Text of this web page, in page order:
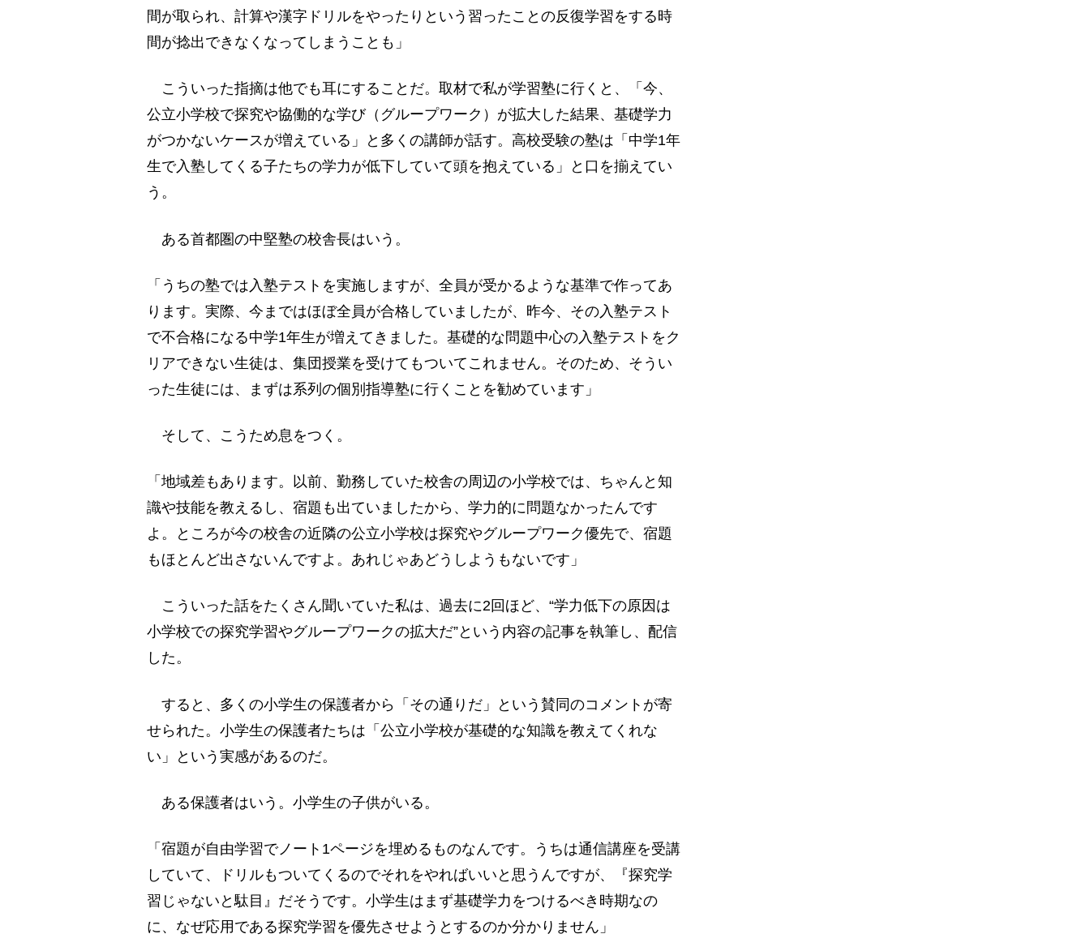
間が取られ、計算や漢字ドリルをやったりという習ったことの反復学習をする時
間が捻出できなくなってしまうことも」
こういった指摘は他でも耳にすることだ。取材で私が学習塾に行くと、「今、
公立小学校で探究や協働的な学び（グループワーク）が拡大した結果、基礎学力
がつかないケースが増えている」と多くの講師が話す。高校受験の塾は「中学1年
生で入塾してくる子たちの学力が低下していて頭を抱えている」と口を揃えてい
う。
ある首都圏の中堅塾の校舎長はいう。
「うちの塾では入塾テストを実施しますが、全員が受かるような基準で作ってあ
ります。実際、今まではほぼ全員が合格していましたが、昨今、その入塾テスト
で不合格になる中学1年生が増えてきました。基礎的な問題中心の入塾テストをク
リアできない生徒は、集団授業を受けてもついてこれません。そのため、そうい
った生徒には、まずは系列の個別指導塾に行くことを勧めています」
そして、こうため息をつく。
「地域差もあります。以前、勤務していた校舎の周辺の小学校では、ちゃんと知
識や技能を教えるし、宿題も出ていましたから、学力的に問題なかったんです
よ。ところが今の校舎の近隣の公立小学校は探究やグループワーク優先で、宿題
もほとんど出さないんですよ。あれじゃあどうしようもないです」
こういった話をたくさん聞いていた私は、過去に2回ほど、“学力低下の原因は
小学校での探究学習やグループワークの拡大だ”という内容の記事を執筆し、配信
した。
すると、多くの小学生の保護者から「その通りだ」という賛同のコメントが寄
せられた。小学生の保護者たちは「公立小学校が基礎的な知識を教えてくれな
い」という実感があるのだ。
ある保護者はいう。小学生の子供がいる。
「宿題が自由学習でノート1ページを埋めるものなんです。うちは通信講座を受講
していて、ドリルもついてくるのでそれをやればいいと思うんですが、『探究学
習じゃないと駄目』だそうです。小学生はまず基礎学力をつけるべき時期なの
に、なぜ応用である探究学習を優先させようとするのか分かりません」